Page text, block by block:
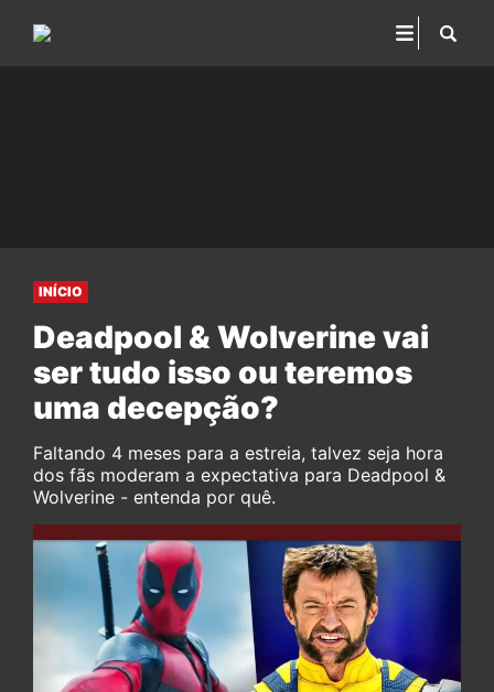
INÍCIO
Deadpool & Wolverine vai
ser tudo isso ou teremos
uma decepção?
Faltando 4 meses para a estreia, talvez seja hora
dos fãs moderam a expectativa para Deadpool &
Wolverine - entenda por quê.